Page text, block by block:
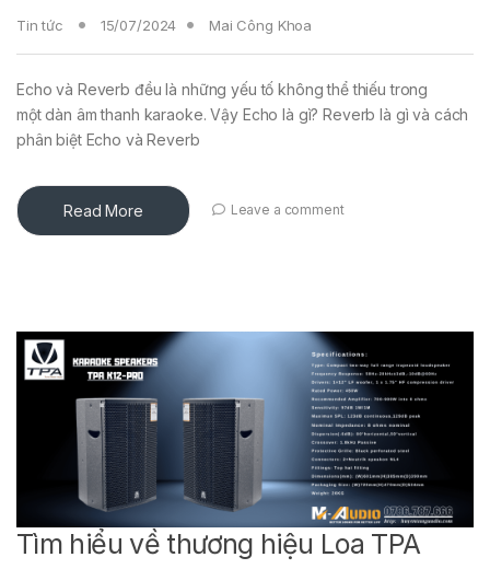
Tin tức 15/07/2024 Mai Công Khoa
Echo và Reverb đều là những yếu tố không thể thiếu trong
một dàn âm thanh karaoke. Vậy Echo là gì? Reverb là gì và cách
phân biệt Echo và Reverb
Read More Leave a comment
Tìm hiểu về thương hiệu Loa TPA